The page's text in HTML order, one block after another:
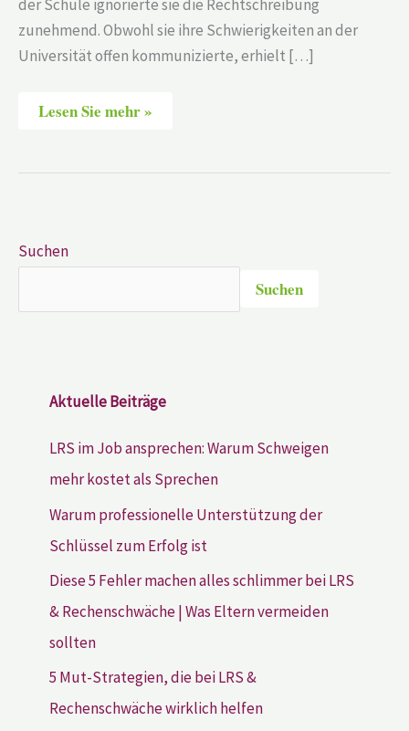
der Schule ignorierte sie die Rechtschreibung
zunehmend. Obwohl sie ihre Schwierigkeiten an der
Universität offen kommunizierte, erhielt […]
Lesen Sie mehr »
Suchen
Suchen
Aktuelle Beiträge
LRS im Job ansprechen: Warum Schweigen
mehr kostet als Sprechen
Warum professionelle Unterstützung der
Schlüssel zum Erfolg ist
Diese 5 Fehler machen alles schlimmer bei LRS
& Rechenschwäche | Was Eltern vermeiden
sollten
5 Mut-Strategien, die bei LRS &
Rechenschwäche wirklich helfen